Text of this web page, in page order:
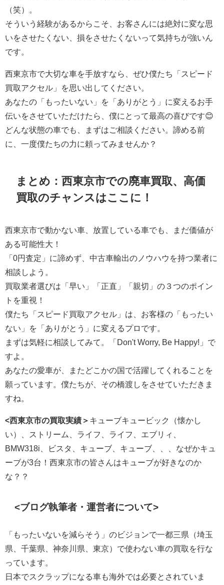
（笑）。
そういう経験があるからこそ、お客さんには絶対に変な思
いをさせたくない、損をさせたくないって気持ちが強いん
です。
西東京市で大切な車を手放すなら、ぜひ僕たち「スピード
買取アクセル」を思い出してください。
あなたの「もったいない」を「ありがとう」に変えるお手
伝いをさせていただけたら、僕にとって最高の喜びです😊
どんな状態の車でも、まずはご相談ください。諦める前
に、一度僕たちの力に頼ってみませんか？
まとめ：西東京市での廃車買取、高価
買取のチャンスはここに！
西東京市で動かない車、放置している車でも、まだ価値が
ある可能性大！
「0円査定」に諦めず、中古車輸出のノウハウを持つ業者に
相談しよう。
買取業者選びは「早い」「正直」「親切」の３つのポイン
トを重視！
僕たち「スピード買取アクセル」は、お客様の「もったい
ない」を「ありがとう」に変えるプロです。
まずは気軽に相談してみて。「Don't Worry, Be Happy!」で
すよ。
あなたの愛車が、またどこかの国で活躍してくれることを
願っています。僕たちが、その橋渡しをさせていただきま
すね。
<西東京市の買取実績＞ キューブキュービック（懐かし
い）、ストリーム、ライフ、ライフ、エブリィ、
BMW318i、ビスタ、キューブ、キューブ、、、なぜかキュ
ーブが3台！西東京市の皆さんはキューブが好きなのか
な？？
<ブログ執筆者・運営者について>
「もったいないを減らそう」のビジョンで一都三県（埼玉
県、千葉県、神奈川県、東京）で使わない車の買取を行な
っています。
日本でスクラップになる車も海外では必要とされていま